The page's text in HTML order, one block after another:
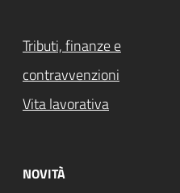
Tributi, finanze e
contravvenzioni
Vita lavorativa
NOVITÀ